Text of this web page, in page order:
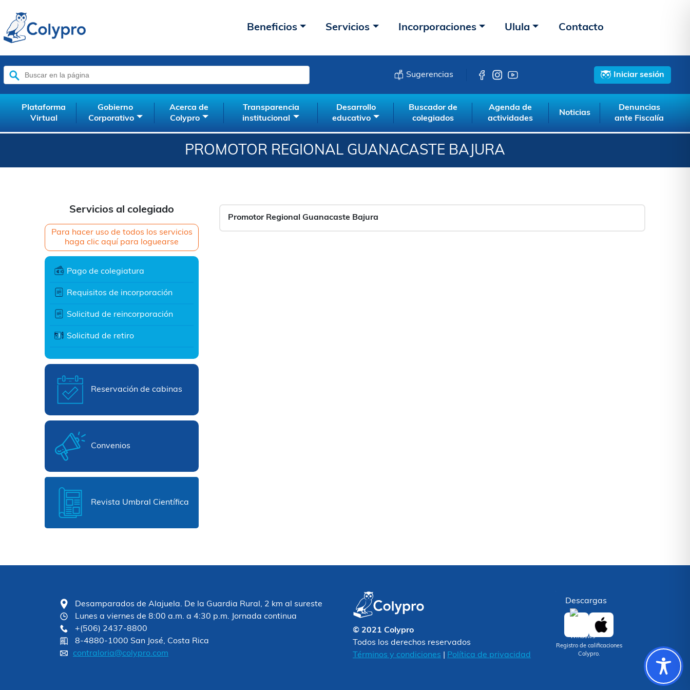
Beneficios Servicios Incorporaciones Ulula Contacto
Buscar:
Sugerencias Iniciar sesión
Plataforma
Virtual
Gobierno
Corporativo
Acerca de
Colypro
Transparencia
institucional
Desarrollo
educativo
Buscador de
colegiados
Agenda de
actividades
Noticias
Denuncias
ante Fiscalía
PROMOTOR REGIONAL GUANACASTE BAJURA
Servicios al colegiado
Para hacer uso de todos los servicios
haga clic aquí para loguearse
Pago de colegiatura
Requisitos de incorporación
Solicitud de reincorporación
Solicitud de retiro
Reservación de cabinas
Convenios
Revista Umbral Científica
Promotor Regional Guanacaste Bajura
Desamparados de Alajuela. De la Guardia Rural, 2 km al sureste
Lunes a viernes de 8:00 a.m. a 4:30 p.m. Jornada continua
+(506) 2437-8800
8-4880-1000 San José, Costa Rica
contraloria@colypro.com
© 2021 Colypro
Todos los derechos reservados
Términos y condiciones
Política de privacidad
Descargas
Registro de calificaciones
Colypro.